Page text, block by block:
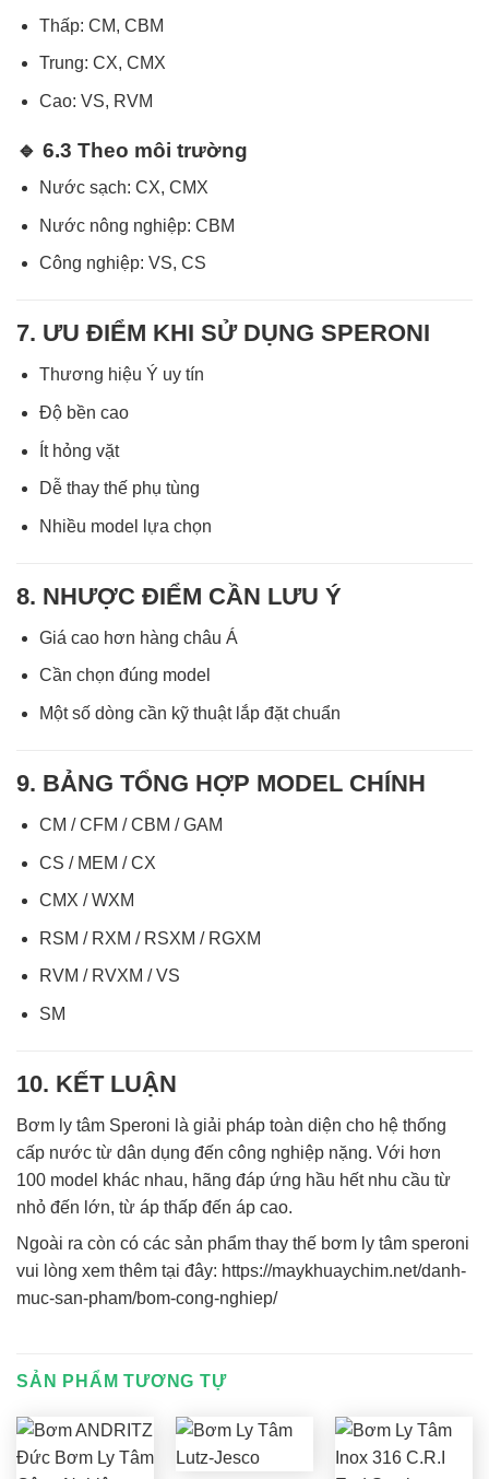
Thấp: CM, CBM
Trung: CX, CMX
Cao: VS, RVM
🔹 6.3 Theo môi trường
Nước sạch: CX, CMX
Nước nông nghiệp: CBM
Công nghiệp: VS, CS
7. ƯU ĐIỂM KHI SỬ DỤNG SPERONI
Thương hiệu Ý uy tín
Độ bền cao
Ít hỏng vặt
Dễ thay thế phụ tùng
Nhiều model lựa chọn
8. NHƯỢC ĐIỂM CẦN LƯU Ý
Giá cao hơn hàng châu Á
Cần chọn đúng model
Một số dòng cần kỹ thuật lắp đặt chuẩn
9. BẢNG TỔNG HỢP MODEL CHÍNH
CM / CFM / CBM / GAM
CS / MEM / CX
CMX / WXM
RSM / RXM / RSXM / RGXM
RVM / RVXM / VS
SM
10. KẾT LUẬN
Bơm ly tâm Speroni là giải pháp toàn diện cho hệ thống
cấp nước từ dân dụng đến công nghiệp nặng. Với hơn
100 model khác nhau, hãng đáp ứng hầu hết nhu cầu từ
nhỏ đến lớn, từ áp thấp đến áp cao.
Ngoài ra còn có các sản phẩm thay thế bơm ly tâm speroni
vui lòng xem thêm tại đây: https://maykhuaychim.net/danh-
muc-san-pham/bom-cong-nghiep/
SẢN PHẨM TƯƠNG TỰ